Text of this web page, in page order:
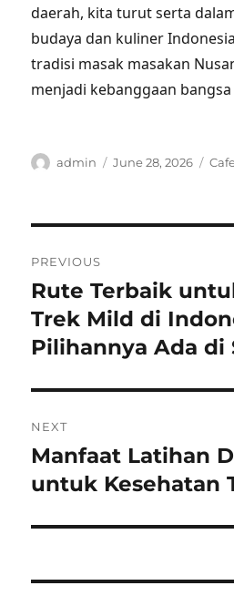
daerah, kita turut serta
budaya dan kuliner
tradisi masak masakan
menjadi kebanggaan
Author
admin
Posted
June 28, 2026
navigation
PREVIOUS
Previous
post:
Rute Terbaik
Trek Mild di
Pilihannya Ada di
NEXT
Next
post:
Manfaat Latihan
untuk Kesehatan